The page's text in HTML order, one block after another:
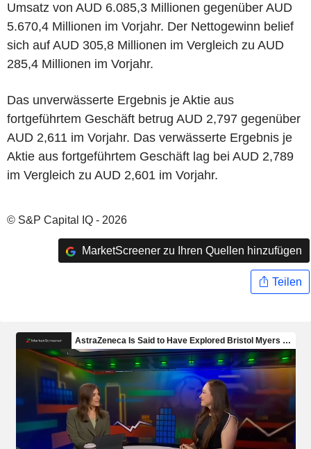
Umsatz von AUD 6.085,3 Millionen gegenüber AUD
5.670,4 Millionen im Vorjahr. Der Nettogewinn belief
sich auf AUD 305,8 Millionen im Vergleich zu AUD
285,4 Millionen im Vorjahr.
Das unverwässerte Ergebnis je Aktie aus
fortgeführtem Geschäft betrug AUD 2,797 gegenüber
AUD 2,611 im Vorjahr. Das verwässerte Ergebnis je
Aktie aus fortgeführtem Geschäft lag bei AUD 2,789
im Vergleich zu AUD 2,601 im Vorjahr.
© S&P Capital IQ - 2026
MarketScreener zu Ihren Quellen hinzufügen
Teilen